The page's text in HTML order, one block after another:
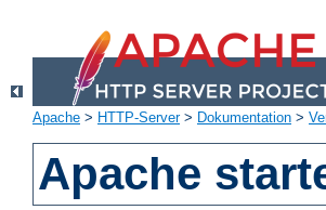
Apache > HTTP-Server> Dokumentation >
Apache